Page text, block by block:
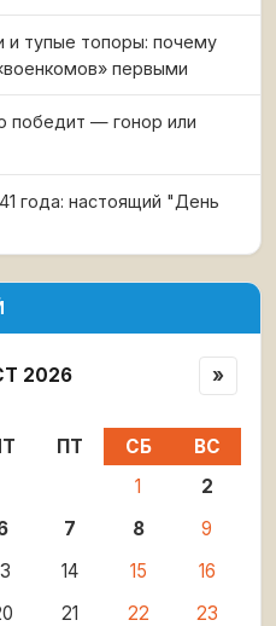
и тупые топоры: почему
первыми
победит — гонор или
года: настоящий "День
2026 »
ПТ СБ
ВС
1
2
7 8
9
14 15
16
21 22
23